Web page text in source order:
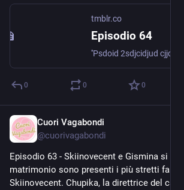
tmblr.co
Episodio 64
0 0 0
Cuori Vagabondi
@cuorivagabondi
Episodio 63 - Skiinovecent e Gismina si
matrimonio sono presenti i più stretti
Skiinovecent. Chupika, la direttrice del